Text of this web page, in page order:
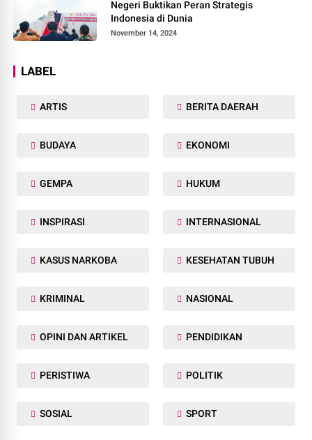
Negeri Buktikan Peran Strategis
Indonesia di Dunia
November 14, 2024
LABEL
ARTIS BERITA DAERAH
BUDAYA EKONOMI
GEMPA HUKUM
INSPIRASI INTERNASIONAL
KASUS NARKOBA KESEHATAN TUBUH
KRIMINAL NASIONAL
OPINI DAN ARTIKEL PENDIDIKAN
PERISTIWA POLITIK
SOSIAL SPORT